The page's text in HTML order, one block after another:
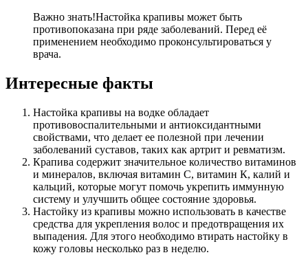
Важно знать!Настойка крапивы может быть
противопоказана при ряде заболеваний. Перед её
применением необходимо проконсультироваться у
врача.
Интересные факты
Настойка крапивы на водке обладает
противовоспалительными и антиоксидантными
свойствами, что делает ее полезной при лечении
заболеваний суставов, таких как артрит и ревматизм.
Крапива содержит значительное количество витаминов
и минералов, включая витамин С, витамин К, калий и
кальций, которые могут помочь укрепить иммунную
систему и улучшить общее состояние здоровья.
Настойку из крапивы можно использовать в качестве
средства для укрепления волос и предотвращения их
выпадения. Для этого необходимо втирать настойку в
кожу головы несколько раз в неделю.